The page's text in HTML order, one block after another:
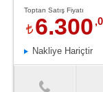
Toptan Satış Fiyatı
6.300
Nakliye Hariçtir